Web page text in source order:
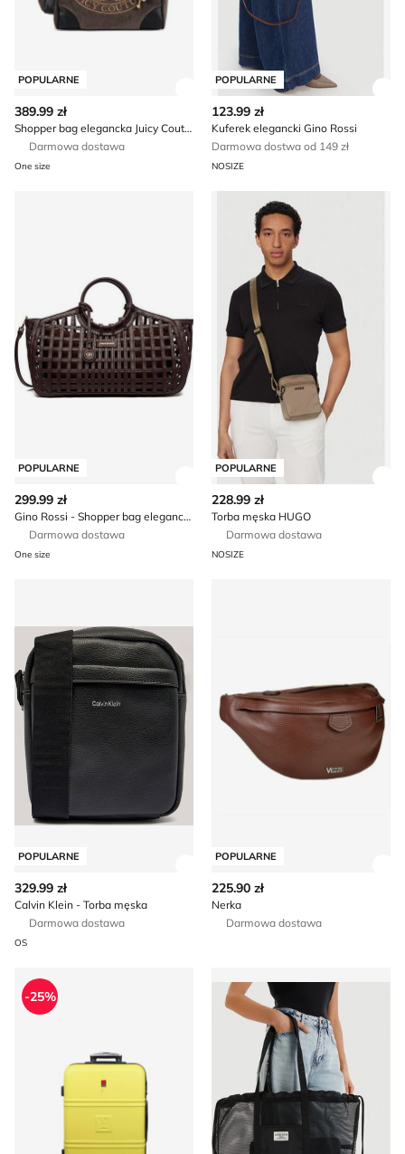
POPULARNE
Zobacz szczegóły produktu
389.99 zł
Shopper bag elegancka Juicy Couture
Darmowa dostawa
One size
POPULARNE
123.99 zł
Kuferek elegancki Gino Rossi
Darmowa dostwa od 149 zł
NOSIZE
POPULARNE
Zobacz szczegóły produktu
299.99 zł
Gino Rossi - Shopper bag elegancka
Darmowa dostawa
One size
Torba męska HUGO
POPULARNE
228.99 zł
Torba męska HUGO
Darmowa dostawa
NOSIZE
POPULARNE
329.99 zł
Calvin Klein - Torba męska
Darmowa dostawa
OS
POPULARNE
225.90 zł
Nerka
Darmowa dostawa
Walizka
-25%
Shopper bag elegancka